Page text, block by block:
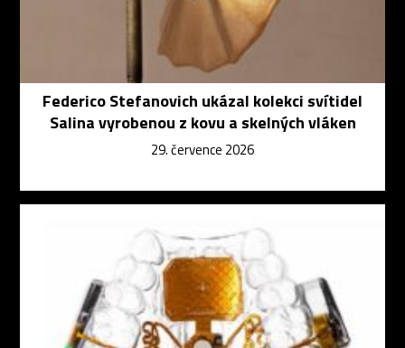
Federico Stefanovich ukázal kolekci svítidel
Salina vyrobenou z kovu a skelných vláken
29. července 2026